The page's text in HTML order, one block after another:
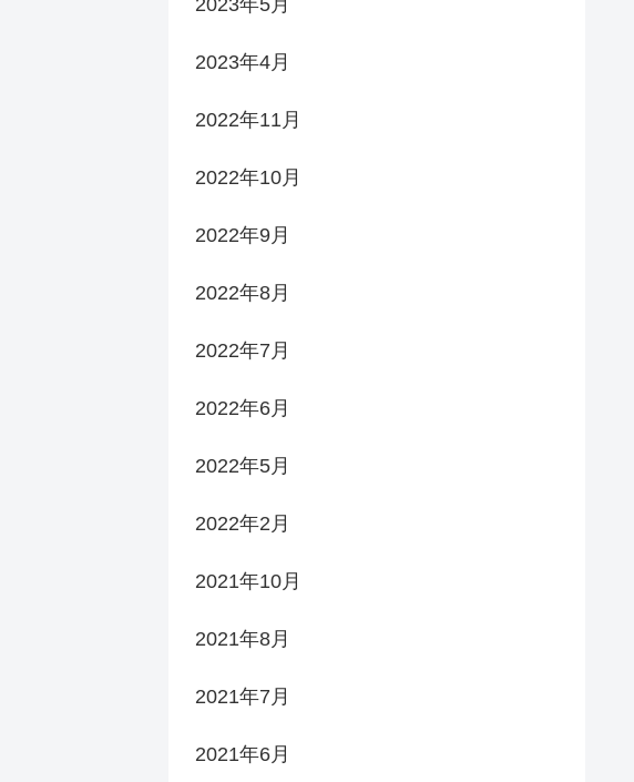
2023年5月
2023年4月
2022年11月
2022年10月
2022年9月
2022年8月
2022年7月
2022年6月
2022年5月
2022年2月
2021年10月
2021年8月
2021年7月
2021年6月